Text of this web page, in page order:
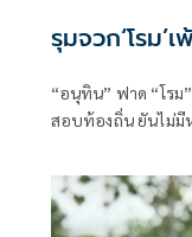
รุมจวก‘โรม’
“อนุทิน” ฟาด “โรม
สอบท้องถิ่น ยันไม่มี